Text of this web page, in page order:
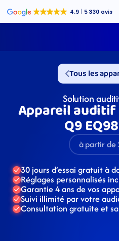
Tous les
Solution
Appareil auditif
Q9
à partir de
30 jours d’essai gratuit à
Réglages personnalisés
Garantie 4 ans de vos
Suivi illimité par votre
Consultation gratuite et